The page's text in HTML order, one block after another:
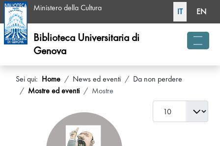
Ministero della Cultura Seleziona la tua
IT EN
Biblioteca Universitaria di
Genova
menu
Sei qui: Home News ed eventi
Da non perdere
Mostre ed eventi
Mostre